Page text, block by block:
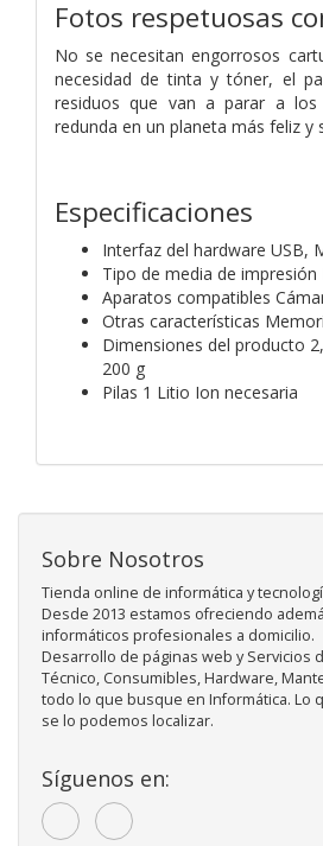
Fotos respetuosas
No se necesitan engorrosos
necesidad de tinta y tóner, el
residuos que van a parar a los
redunda en un planeta más feliz y
Especificaciones
Interfaz del hardware‎ USB,
Tipo de media de
Aparatos compatibles
Otras características‎
Dimensiones del producto
200 g
Pilas ‎1 Litio Ion necesaria
Sobre Nosotros
Tienda online de informática y
Desde 2013 estamos ofreciendo
informáticos profesionales a domicilio.
Desarrollo de páginas web y Servicios
Técnico, Consumibles, Hardware,
todo lo que busque en Informática. Lo
se lo podemos localizar.
Síguenos en: